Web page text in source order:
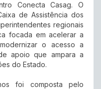
Conecta Casag. O
de Assistência dos
regionais
focada em acelerar a
o acesso a
apoio que ampara a
do Estado.
foi composta pelo